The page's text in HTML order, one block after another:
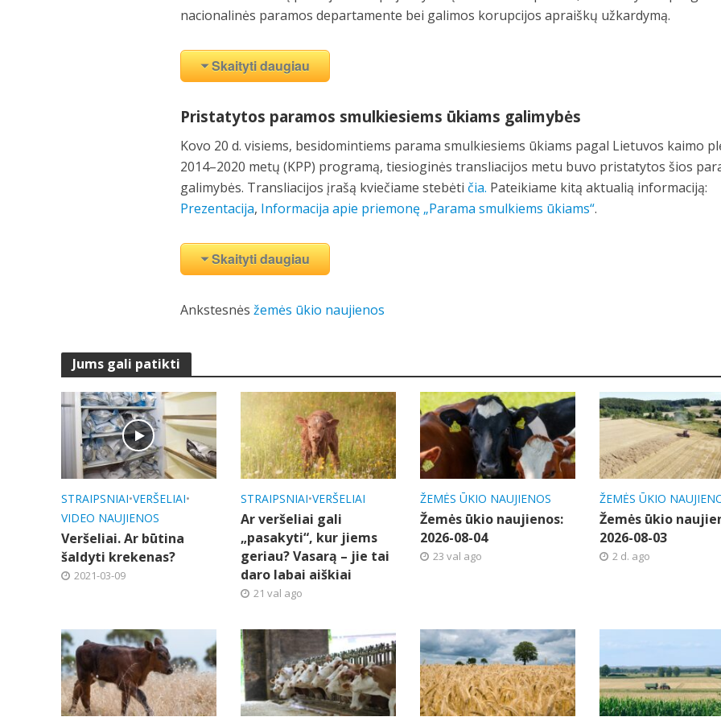
nacionalinės paramos departamente bei galimos korupcijos apraiškų užkardymą.
Skaityti daugiau
Pristatytos paramos smulkiesiems ūkiams galimybės
Kovo 20 d. visiems, besidomintiems parama smulkiesiems ūkiams pagal Lietuvos kaimo
2014–2020 metų (KPP) programą, tiesioginės transliacijos metu buvo pristatytos šios
galimybės. Transliacijos įrašą kviečiame stebėti čia. Pateikiame kitą aktualią informaciją:
Prezentacija, Informacija apie priemonę „Parama smulkiems ūkiams“.
Skaityti daugiau
Ankstesnėsžemės ūkio naujienos
Jums gali patikti
STRAIPSNIAI•VERŠELIAI•
VIDEO NAUJIENOS
Veršeliai. Ar būtina
šaldyti krekenas?
2021-03-09
STRAIPSNIAI•VERŠELIAI
Ar veršeliai gali
„pasakyti“, kur jiems
geriau? Vasarą – jie tai
daro labai aiškiai
21 val ago
ŽEMĖS ŪKIO NAUJIENOS
Žemės ūkio naujienos:
2026-08-04
23 val ago
ŽEMĖS ŪKIO
Žemės ūkio
2026-08-03
2 d. ago